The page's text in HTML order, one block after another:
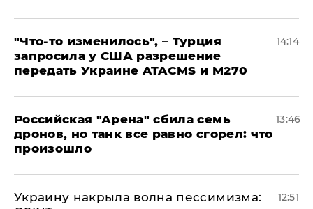
​"Что-то изменилось", – Турция
запросила у США разрешение
передать Украине ATACMS и M270
14:14
​Российская "Арена" сбила семь
дронов, но танк все равно сгорел: что
произошло
13:46
​Украину накрыла волна пессимизма:
12:51